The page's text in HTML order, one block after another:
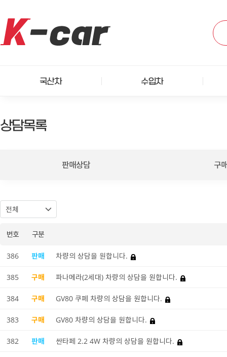
국산차 수입차
상담목록
판매상담 구
번호 구분
386 판매 차량의 상담을 원합니다.
385 구매 파나메라(2세대) 차량의 상담을 원합니다.
384 구매 GV80 쿠페 차량의 상담을 원합니다.
383 구매 GV80 차량의 상담을 원합니다.
382 판매 싼타페 2.2 4W 차량의 상담을 원합니다.